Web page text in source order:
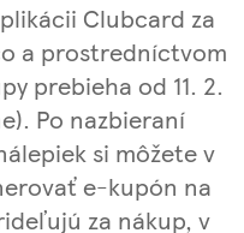
Clubcard za
a prostredníctvom
prebieha od 11. 2.
Po nazbieraní
si môžete v
e-kupón na
za nákup, v